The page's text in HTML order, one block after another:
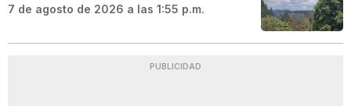
7 de agosto de 2026 a las 1:55 p.m.
PUBLICIDAD